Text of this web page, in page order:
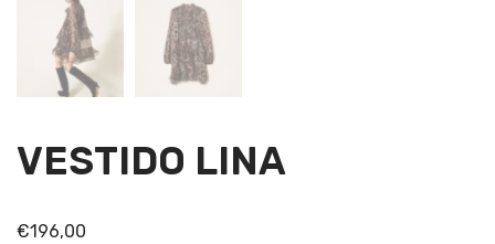
VESTIDO LINA
€196,00